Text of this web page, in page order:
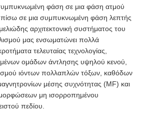
φάση σε μια φάση ατμού
πίσω σε μια συμπυκνωμένη φάση λεπτής
αρχιτεκτονική συστήματος του
μας ενσωματώνει πολλά
τελευταίας τεχνολογίας,
ομάδων άντλησης υψηλού κενού,
ιόντων πολλαπλών τόξων, καθόδων
μέσης συχνότητας (MF) και
μη ισορροπημένου
πεδίου.